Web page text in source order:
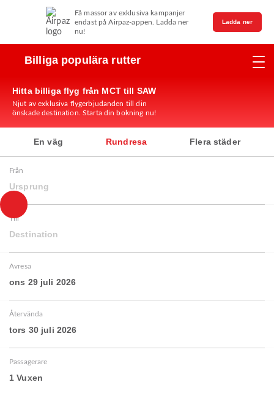
Få massor av exklusiva kampanjer
endast på Airpaz-appen. Ladda ner
nu!
Ladda ner
Billiga populära rutter
Hitta billiga flyg från MCT till SAW
Njut av exklusiva flygerbjudanden till din
önskade destination. Starta din bokning nu!
En väg Rundresa Flera städer
Från
Ursprung
Till
Destination
Avresa
ons 29 juli 2026
Återvända
tors 30 juli 2026
Passagerare
1 Vuxen